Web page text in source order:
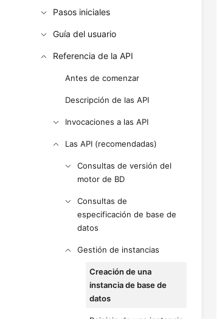
Pasos iniciales
Guía del usuario
Referencia de la API
Antes de comenzar
Descripción de las API
Invocaciones a las API
Las API (recomendadas)
Consultas de versión del
motor de BD
Consultas de
especificación de base de
datos
Gestión de instancias
Creación de una
instancia de base de
datos